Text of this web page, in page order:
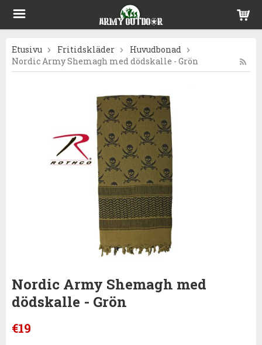
Etusivu Fritidskläder
Huvudbonad
Nordic Army Shemagh med dödskalle - Grön
Nordic Army Shemagh med
dödskalle - Grön
€19